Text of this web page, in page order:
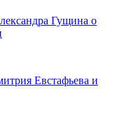
Гущина о
Евстафьева и